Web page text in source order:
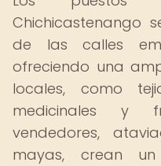
Chichicastenango
de las calles
ofreciendo una
locales, como
medicinales y
vendedores,
mayas, crean